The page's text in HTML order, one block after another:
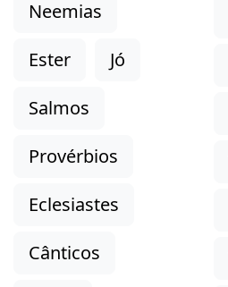
Neemias
Ester
Jó
Salmos
Provérbios
Eclesiastes
Cânticos